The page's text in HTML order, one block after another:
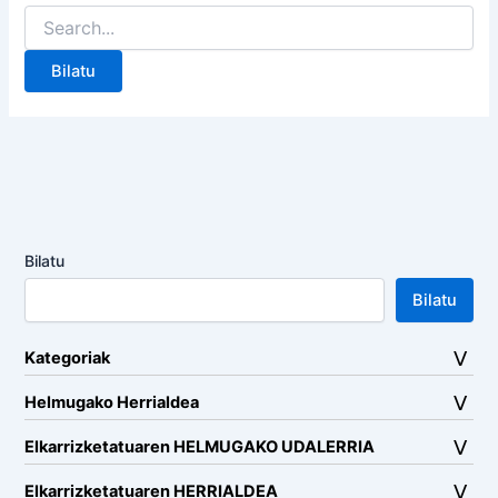
Search
for:
Bilatu
Bilatu
Kategoriak
Helmugako Herrialdea
Elkarrizketatuaren HELMUGAKO UDALERRIA
Elkarrizketatuaren HERRIALDEA